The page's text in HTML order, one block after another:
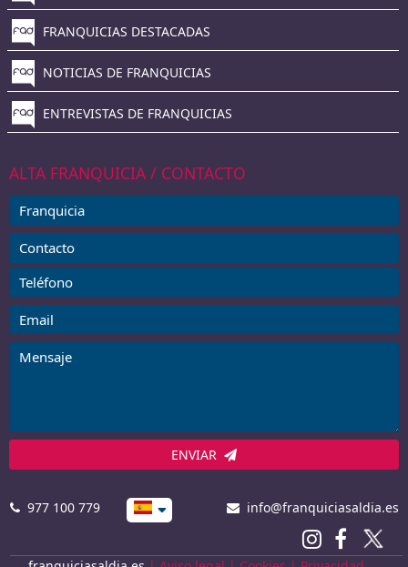
FRANQUICIAS DESTACADAS
NOTICIAS DE FRANQUICIAS
ENTREVISTAS DE FRANQUICIAS
ALTA FRANQUICIA / CONTACTO
ENVIAR
977 100 779 info@franquiciasaldia.es